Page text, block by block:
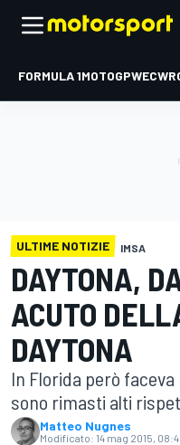
FORMULA 1MOTOGPWEC
ULTIME NOTIZIE IMSA
DAYTONA,
ACUTO
DAYTONA
In Florida però
sono rimasti alti
Matteo Nugnes
Modificato: 14 mag 2015,